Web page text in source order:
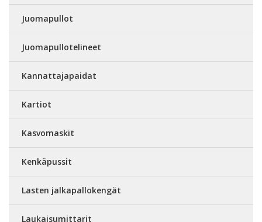
Juomapullot
Juomapullotelineet
Kannattajapaidat
Kartiot
Kasvomaskit
Kenkäpussit
Lasten jalkapallokengät
Laukaisumittarit